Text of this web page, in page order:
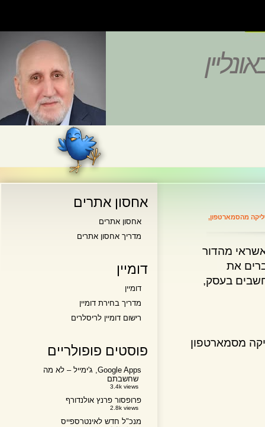
מהסמארטפון,
מהדור
את
בעסק,
מסמארטפון
אחסון אתרים
אחסון אתרים
מדריך אחסון אתרים
דומיין
דומיין
מדריך בחירת דומיין
רישום דומיין לריסלרים
פוסטים פופולריים
Google Apps, ג'ימייל – לא מה
שחשבתם
3.4k views
פרופסור פרנץ אולנדורף
2.8k views
מנכ"ל חדש לאינטרספייס